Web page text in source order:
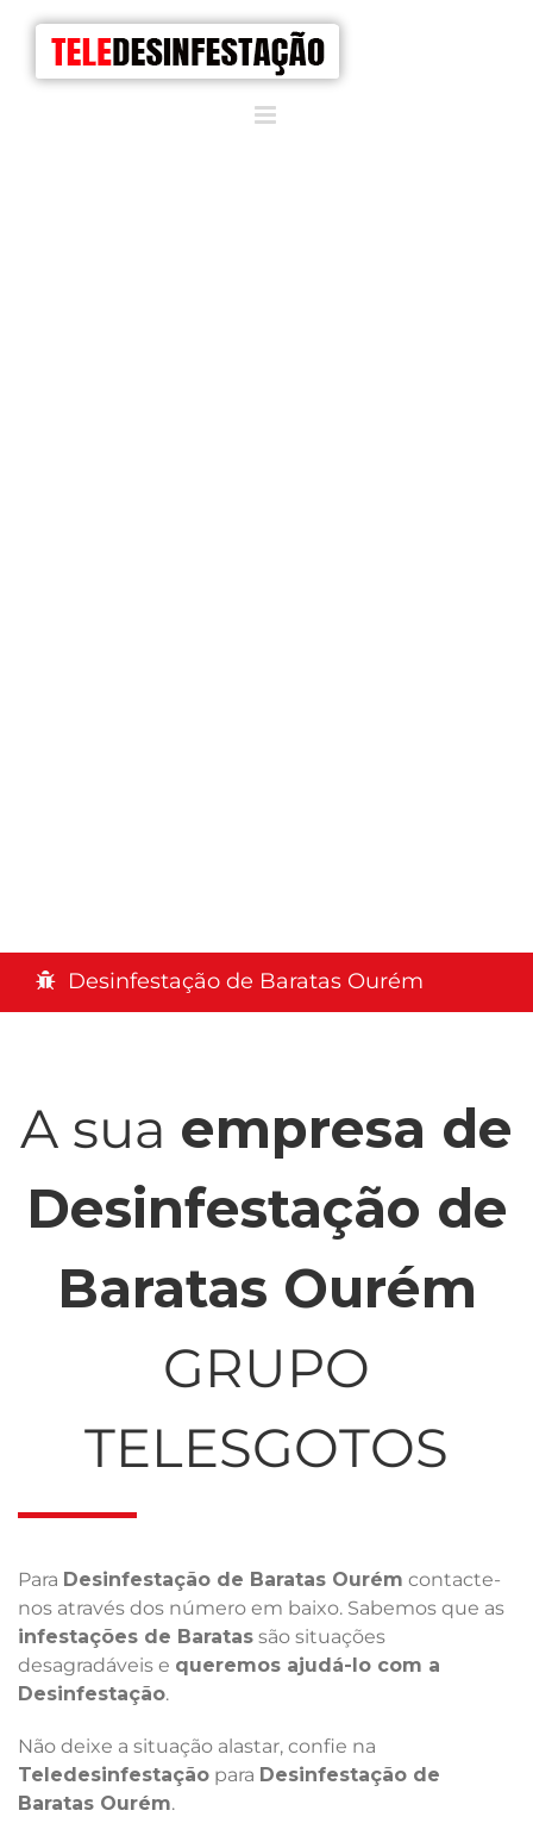
Desinfestação de Baratas Ourém
A sua empresa de
Desinfestação de
Baratas Ourém
GRUPO
TELESGOTOS
Para Desinfestação de Baratas Ourém contacte-
nos através dos número em baixo. Sabemos que as
infestações de Baratas são situações
desagradáveis e queremos ajudá-lo com a
Desinfestação.
Não deixe a situação alastar, confie na
Teledesinfestação para Desinfestação de
Baratas Ourém.